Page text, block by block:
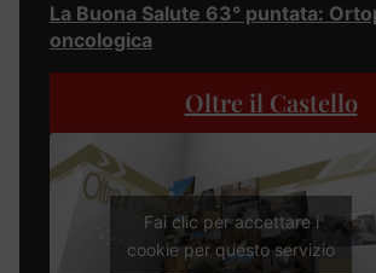
La Buona Salute 63° puntata:
oncologica
Oltre il Castello
Fai clic per accettare i
cookie per questo servizio